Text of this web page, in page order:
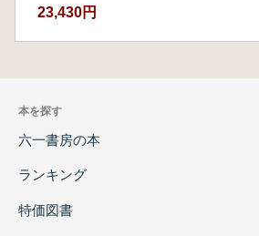
23,430円
本を探す
六一書房の本
ランキング
特価図書